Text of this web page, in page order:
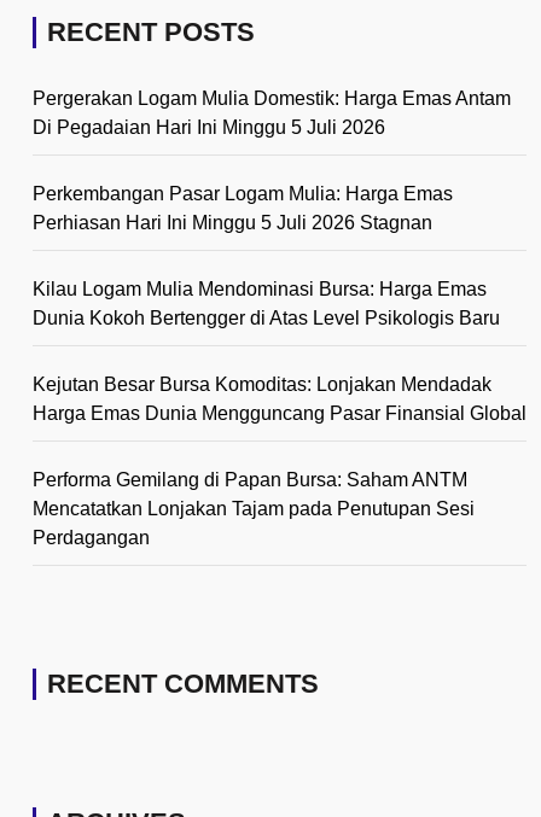
RECENT POSTS
Pergerakan Logam Mulia Domestik: Harga Emas Antam
Di Pegadaian Hari Ini Minggu 5 Juli 2026
Perkembangan Pasar Logam Mulia: Harga Emas
Perhiasan Hari Ini Minggu 5 Juli 2026 Stagnan
Kilau Logam Mulia Mendominasi Bursa: Harga Emas
Dunia Kokoh Bertengger di Atas Level Psikologis Baru
Kejutan Besar Bursa Komoditas: Lonjakan Mendadak
Harga Emas Dunia Mengguncang Pasar Finansial Global
Performa Gemilang di Papan Bursa: Saham ANTM
Mencatatkan Lonjakan Tajam pada Penutupan Sesi
Perdagangan
RECENT COMMENTS